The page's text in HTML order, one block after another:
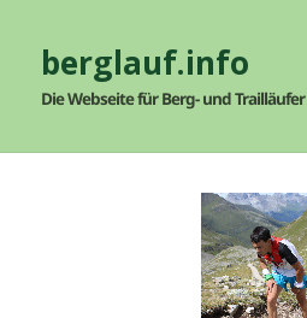
berglauf.info
Die Webseite für Berg- und Trailläufer